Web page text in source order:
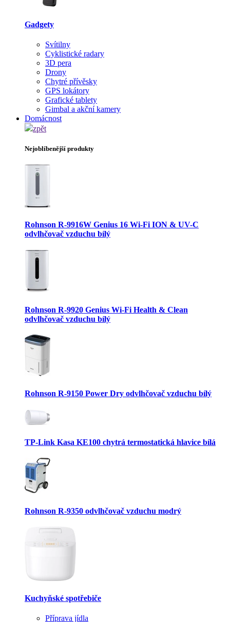
Gadgety
Svítilny
Cyklistické radary
3D pera
Drony
Chytré přívěsky
GPS lokátory
Grafické tablety
Gimbal a akční kamery
Domácnost
zpět
Nejoblíbenější produkty
Rohnson R-9916W Genius 16 Wi-Fi ION & UV-C
odvlhčovač vzduchu bílý
Rohnson R-9920 Genius Wi-Fi Health & Clean
odvlhčovač vzduchu bílý
Rohnson R-9150 Power Dry odvlhčovač vzduchu bílý
TP-Link Kasa KE100 chytrá termostatická hlavice bílá
Rohnson R-9350 odvlhčovač vzduchu modrý
Kuchyňské spotřebiče
Příprava jídla